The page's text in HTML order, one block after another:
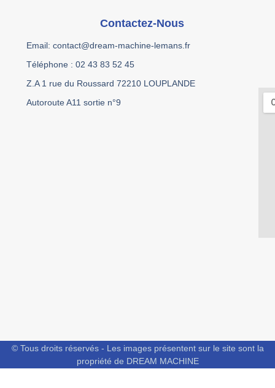
Contactez-Nous
Email: contact@dream-machine-lemans.fr
Téléphone : 02 43 83 52 45
Z.A 1 rue du Roussard 72210 LOUPLANDE
Autoroute A11 sortie n°9
© Tous droits réservés - Les images présentent sur le site sont la
propriété de DREAM MACHINE